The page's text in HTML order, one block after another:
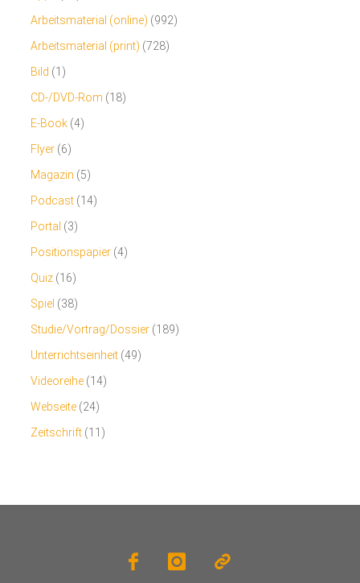
Arbeitsmaterial (online) (992)
Arbeitsmaterial (print) (728)
Bild (1)
CD-/DVD-Rom (18)
E-Book (4)
Flyer (6)
Magazin (5)
Podcast (14)
Portal (3)
Positionspapier (4)
Quiz (16)
Spiel (38)
Studie/Vortrag/Dossier (189)
Unterrichtseinheit (49)
Videoreihe (14)
Webseite (24)
Zeitschrift (11)